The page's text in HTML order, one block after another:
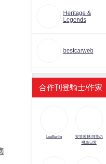
Heritage &
Legends
bestcarweb
合作刊登騎士/作家
LeeBerlin
安筌運轉 阿筌の
機車日常